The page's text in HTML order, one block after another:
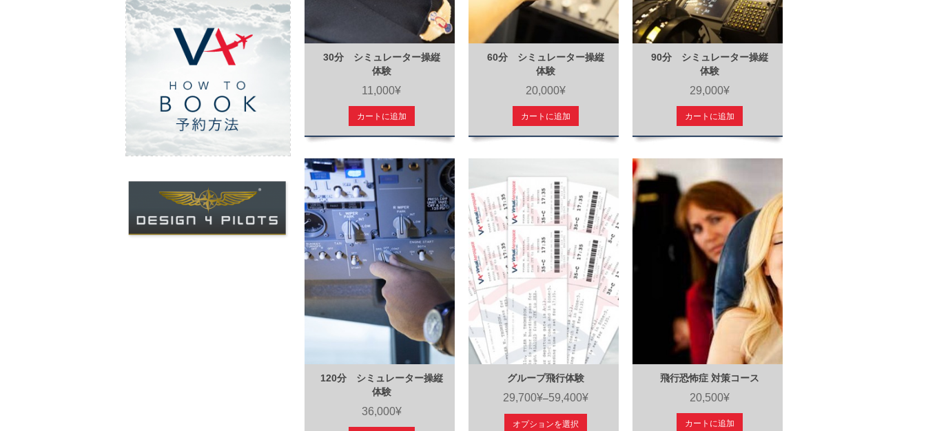
ご予約方法
30分 シミュレーター操縦
体験
11,000¥
カートに追加
60分 シミュレーター操縦
体験
20,000¥
カートに追加
90分 シミュレーター操縦
体験
29,000¥
カートに追加
120分 シミュレーター操縦
体験
36,000¥
グループ飛行体験
29,700¥–59,400¥
オプションを選択
飛行恐怖症 対策コース
20,500¥
カートに追加